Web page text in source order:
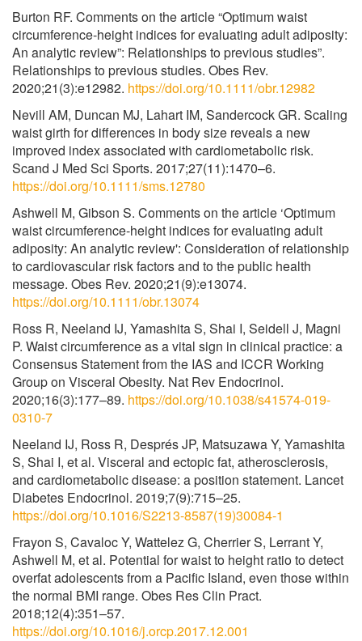
Burton RF. Comments on the article “Optimum waist
circumference-height indices for evaluating adult adiposity:
An analytic review”: Relationships to previous studies”.
Relationships to previous studies. Obes Rev.
2020;21(3):e12982. https://doi.org/10.1111/obr.12982
Nevill AM, Duncan MJ, Lahart IM, Sandercock GR. Scaling
waist girth for differences in body size reveals a new
improved index associated with cardiometabolic risk.
Scand J Med Sci Sports. 2017;27(11):1470–6.
https://doi.org/10.1111/sms.12780
Ashwell M, Gibson S. Comments on the article ‘Optimum
waist circumference-height indices for evaluating adult
adiposity: An analytic review': Consideration of relationship
to cardiovascular risk factors and to the public health
message. Obes Rev. 2020;21(9):e13074.
https://doi.org/10.1111/obr.13074
Ross R, Neeland IJ, Yamashita S, Shai I, Seidell J, Magni
P. Waist circumference as a vital sign in clinical practice: a
Consensus Statement from the IAS and ICCR Working
Group on Visceral Obesity. Nat Rev Endocrinol.
2020;16(3):177–89. https://doi.org/10.1038/s41574-019-
0310-7
Neeland IJ, Ross R, Després JP, Matsuzawa Y, Yamashita
S, Shai I, et al. Visceral and ectopic fat, atherosclerosis,
and cardiometabolic disease: a position statement. Lancet
Diabetes Endocrinol. 2019;7(9):715–25.
https://doi.org/10.1016/S2213-8587(19)30084-1
Frayon S, Cavaloc Y, Wattelez G, Cherrier S, Lerrant Y,
Ashwell M, et al. Potential for waist to height ratio to detect
overfat adolescents from a Pacific Island, even those within
the normal BMI range. Obes Res Clin Pract.
2018;12(4):351–57.
https://doi.org/10.1016/j.orcp.2017.12.001